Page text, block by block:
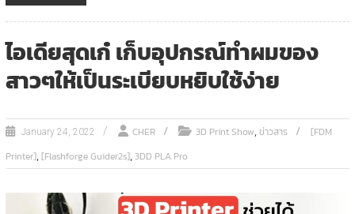
ไอเดียสุดเก๋ เก็บอุปกรณ์ทำผมของ
สาวๆให้เป็นระเบียบหยิบใช้ง่าย
January 24, 2022 CHER 3D Print Show,ข่าวสาร
[FDM
Printer],[Flashforge Guider2s],3DD PLA Pro